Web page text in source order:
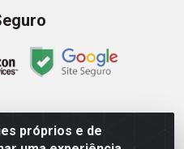
próprios e de
- Av. Senador Queiróz, 274